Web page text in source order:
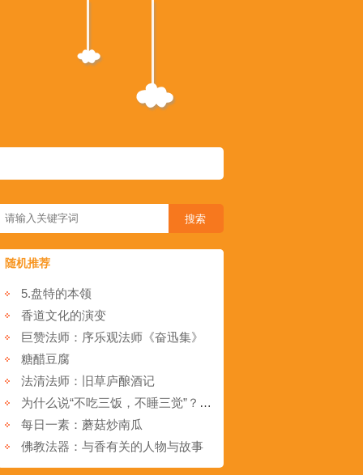
随机推荐
5.盘特的本领
香道文化的演变
巨赞法师：序乐观法师《奋迅集》
糖醋豆腐
法清法师：旧草庐酿酒记
为什么说“不吃三饭，不睡三觉”？伏天到了，我们来了解一下，让素食生活更健康！
每日一素：蘑菇炒南瓜
佛教法器：与香有关的人物与故事